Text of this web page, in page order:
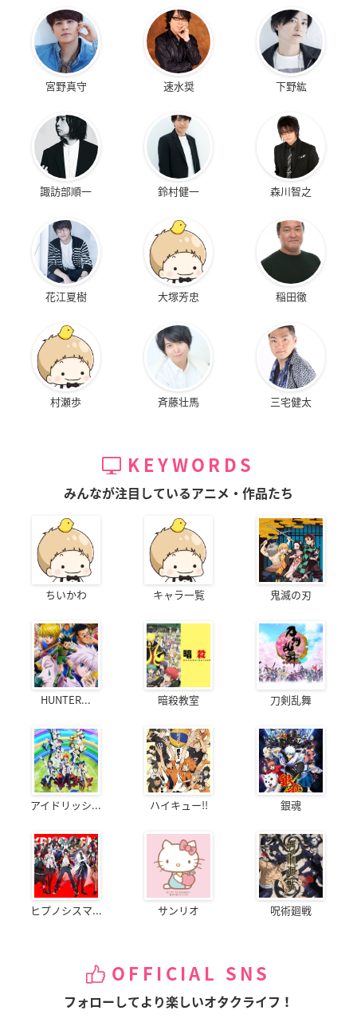
宮野真守 速水奨 下野紘
諏訪部順一 鈴村健一 森川智之
花江夏樹 大塚芳忠 稲田徹
村瀬歩 斉藤壮馬 三宅健太
KEYWORDS
みんなが注目しているアニメ・作品たち
ちいかわ キャラ一覧 鬼滅の刃
HUNTER... 暗殺教室 刀剣乱舞
アイドリッシ... ハイキュー!! 銀魂
ヒプノシスマ... サンリオ 呪術廻戦
OFFICIAL SNS
フォローしてより楽しいオタクライフ！